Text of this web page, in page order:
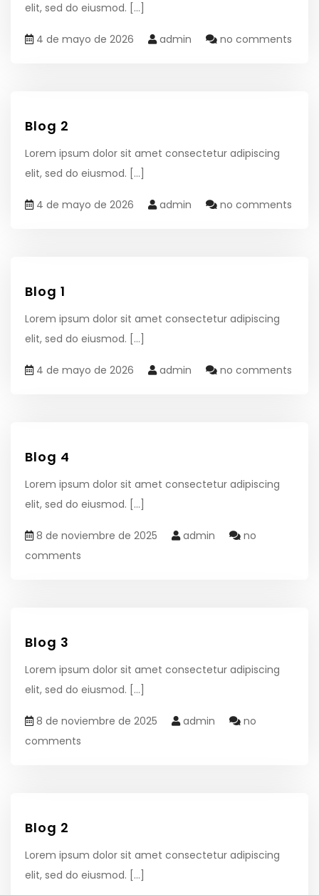
elit, sed do eiusmod. [...]
4 de mayo de 2026 admin no comments
Blog 2
Lorem ipsum dolor sit amet consectetur adipiscing
elit, sed do eiusmod. [...]
4 de mayo de 2026 admin no comments
Blog 1
Lorem ipsum dolor sit amet consectetur adipiscing
elit, sed do eiusmod. [...]
4 de mayo de 2026 admin no comments
Blog 4
Lorem ipsum dolor sit amet consectetur adipiscing
elit, sed do eiusmod. [...]
8 de noviembre de 2025 admin
no
comments
Blog 3
Lorem ipsum dolor sit amet consectetur adipiscing
elit, sed do eiusmod. [...]
8 de noviembre de 2025 admin
no
comments
Blog 2
Lorem ipsum dolor sit amet consectetur adipiscing
elit, sed do eiusmod. [...]